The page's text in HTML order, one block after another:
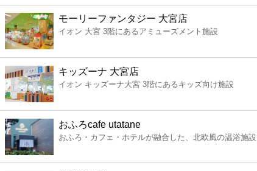
薬局
スーパー
エンタメ
レジャー
書店
モーリーファンタジー 大宮店
イオン 大宮 3階にあるアミューズメント施設
キッズーナ 大宮店
イオン キッズーナ大宮 3階にあるキッズ向け施設
おふろcafe utatane
おふろ・カフェ・ホテルが融合した、北欧風の温浴施設